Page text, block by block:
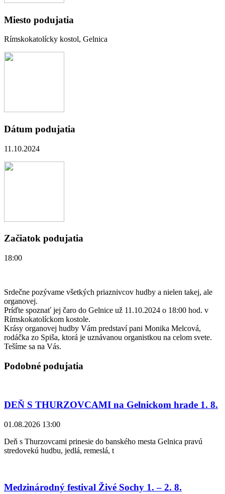
Miesto podujatia
Rímskokatolícky kostol, Gelnica
Dátum podujatia
11.10.2024
Začiatok podujatia
18:00
Srdečne pozývame všetkých priaznivcov hudby a nielen takej, ale
organovej.
Príďte spoznať jej čaro do Gelnice už 11.10.2024 o 18:00 hod. v
Rímskokatolíckom kostole.
Krásy organovej hudby Vám predstaví pani Monika Melcová,
rodáčka zo Spiša, ktorá je uznávanou organistkou na celom svete.
Tešíme sa na Vás.
Podobné podujatia
DEŇ S THURZOVCAMI na Gelnickom hrade 1. 8.
01.08.2026 13:00
Deň s Thurzovcami prinesie do banského mesta Gelnica pravú
stredovekú hudbu, jedlá, remeslá, t
Medzinárodný festival Živé Sochy 1. – 2. 8.